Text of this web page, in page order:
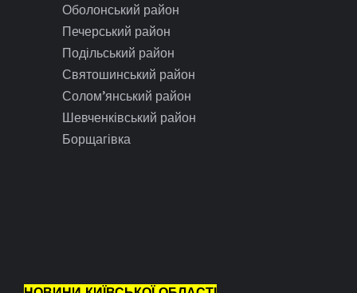
Оболонський район
Печерський район
Подільський район
Святошинський район
Солом’янський район
Шевченківський район
Борщагівка